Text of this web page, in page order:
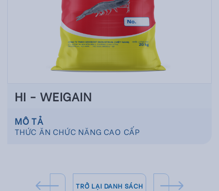
HI - WEIGAIN
MÔ TẢ
THỨC ĂN CHỨC NĂNG CAO CẤP
TRỞ LẠI DANH SÁCH